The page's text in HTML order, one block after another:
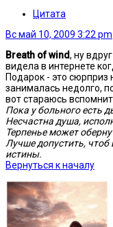
Цитата
Вс май 10, 2009 3:22 pm
Breath of wind, ну
видела в интернете
Подарок - это сюрприз
занималась недолго,
вот стараюсь
Пока у больного есть
Несчастна душа,
Терпенье может
Лучше допустить, чтоб
истины.
Вернуться к началу